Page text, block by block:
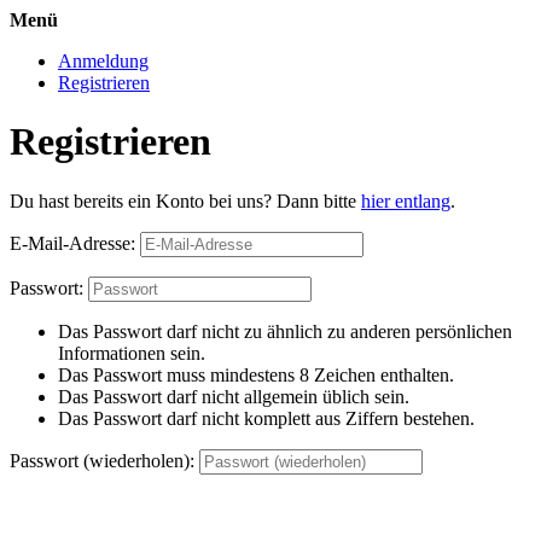
Menü
Anmeldung
Registrieren
Registrieren
Du hast bereits ein Konto bei uns? Dann bitte hier entlang.
E-Mail-Adresse:
Passwort:
Das Passwort darf nicht zu ähnlich zu anderen persönlichen
Informationen sein.
Das Passwort muss mindestens 8 Zeichen enthalten.
Das Passwort darf nicht allgemein üblich sein.
Das Passwort darf nicht komplett aus Ziffern bestehen.
Passwort (wiederholen):